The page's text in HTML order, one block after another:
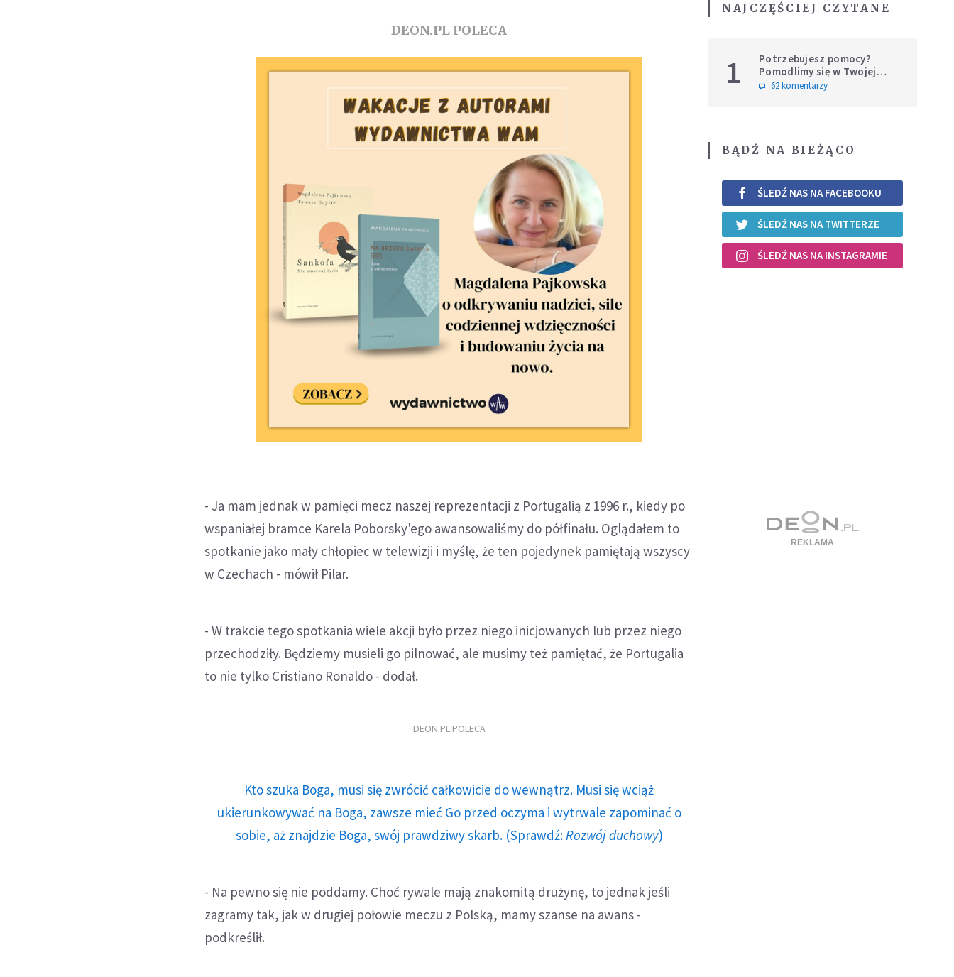
DEON.PL POLECA
- Ja mam jednak w pamięci mecz naszej reprezentacji z Portugalią z 1996 r., kiedy po
wspaniałej bramce Karela Poborsky'ego awansowaliśmy do półfinału. Oglądałem to
spotkanie jako mały chłopiec w telewizji i myślę, że ten pojedynek pamiętają wszyscy
w Czechach - mówił Pilar.
- W trakcie tego spotkania wiele akcji było przez niego inicjowanych lub przez niego
przechodziły. Będziemy musieli go pilnować, ale musimy też pamiętać, że Portugalia
to nie tylko Cristiano Ronaldo - dodał.
DEON.PL POLECA
Kto szuka Boga, musi się zwrócić całkowicie do wewnątrz. Musi się wciąż
ukierunkowywać na Boga, zawsze mieć Go przed oczyma i wytrwale zapominać o
sobie, aż znajdzie Boga, swój prawdziwy skarb. (Sprawdź: Rozwój duchowy)
- Na pewno się nie poddamy. Choć rywale mają znakomitą drużynę, to jednak jeśli
zagramy tak, jak w drugiej połowie meczu z Polską, mamy szanse na awans -
podkreślił.
NAJCZĘŚCIEJ CZYTANE
1
Potrzebujesz pomocy?
Pomodlimy się w Twojej
intencji
62 komentarzy
BĄDŹ NA BIEŻĄCO
ŚLEDŹ NAS NA FACEBOOKU
ŚLEDŹ NAS NA TWITTERZE
ŚLEDŹ NAS NA INSTAGRAMIE